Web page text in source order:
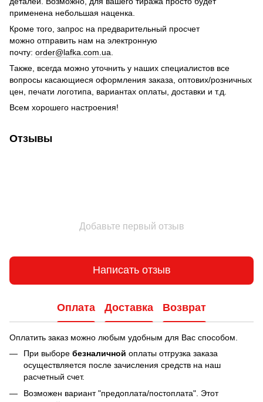
применена небольшая наценка.
Кроме того, запрос на предварительный просчет
можно отправить нам на электронную
почту: order@lafka.com.ua
Также, всегда можно уточнить у наших специалистов все
вопросы касающиеся оформления заказа, оптових/розничных
цен, печати логотипа, вариантах оплаты, доставки и т.д.
Всем хорошего настроения!
Отзывы
Добавьте первый отзыв
Написать отзыв
Оплата Доставка Возврат
Оплатить заказ можно любым удобным для Вас способом.
При выборе безналичной оплаты отгрузка заказа
осуществляется после зачисления средств на наш
расчетный счет.
Возможен вариант "предоплата/постоплата". Этот